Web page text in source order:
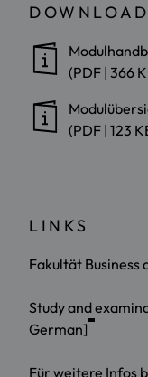
(PDF | 366
(PDF | 123
LINKS
Fakultät Business
Study and
German]
Für weitere Infos